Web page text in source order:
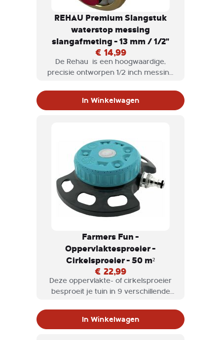
REHAU Premium Slangstuk
waterstop messing
slangafmeting - 13 mm / 1/2"
€ 14,99
De Rehau is een hoogwaardige,
precisie ontworpen 1/2 inch messing
In Winkelwagen
Farmers Fun -
Oppervlaktesproeier -
Cirkelsproeier - 50 m²
€ 22,99
Deze oppervlakte- of cirkelsproeier
besproeit je tuin in 9 verschillende
In Winkelwagen